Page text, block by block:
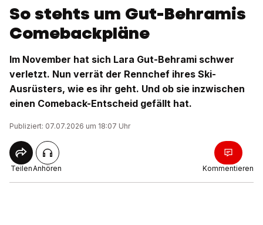
So stehts um Gut-Behramis
Comebackpläne
Im November hat sich Lara Gut-Behrami schwer
verletzt. Nun verrät der Rennchef ihres Ski-
Ausrüsters, wie es ihr geht. Und ob sie inzwischen
einen Comeback-Entscheid gefällt hat.
Publiziert: 07.07.2026 um 18:07 Uhr
TeilenAnhören Kommentieren